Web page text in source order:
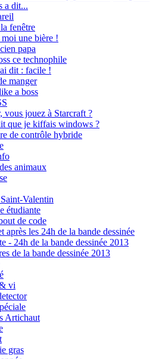
a dit...
fenêtre
une bière !
papa
ce technophile
dit : facile !
manger
a boss
vous jouez à Starcraft ?
que je kiffais windows ?
de contrôle hybride
animaux
Valentin
étudiante
de code
après les 24h de la bande dessinée
- 24h de la bande dessinée 2013
de la bande dessinée 2013
vi
Artichaut
gras